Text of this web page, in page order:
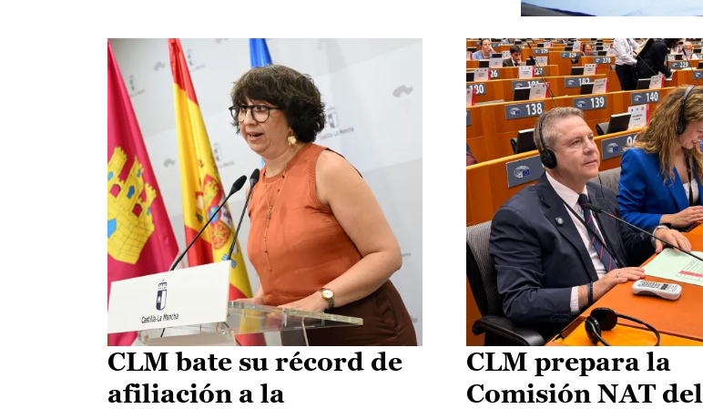
CLM bate su récord de
afiliación a la
CLM prepara la
Comisión NAT del